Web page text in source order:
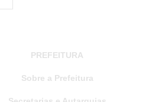
PREFEITURA
Sobre a Prefeitura